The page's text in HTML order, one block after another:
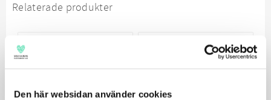
Den här websidan använder cookies
Relaterade produkter